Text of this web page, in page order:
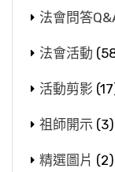
法會問答
法會活動
活動剪影
祖師開示 (3)
精選圖片 (2)